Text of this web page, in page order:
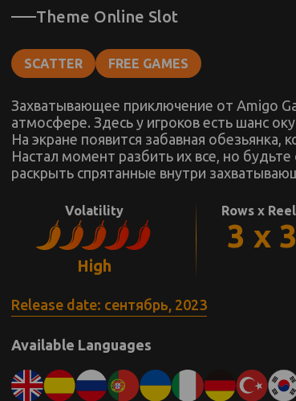
Theme Online Slot
SCATTER FREE GAMES
Захватывающее приключение от Amigo
атмосфере. Здесь у игроков есть шанс
На экране появится забавная
Настал момент разбить их все, но
раскрыть спрятанные внутри
Release date: сентябрь, 2023
Volatility
High
Rows x
3 x 3
Available Languages